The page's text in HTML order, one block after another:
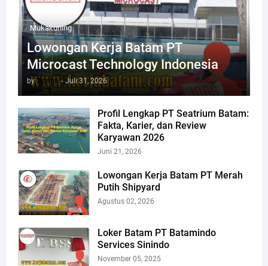
Mukakuning
Lowongan Kerja Batam PT
Microcast Technology Indonesia
by Admin - Juli 31, 2026
Profil Lengkap PT Seatrium Batam:
Fakta, Karier, dan Review
Karyawan 2026
Juni 21, 2026
Lowongan Kerja Batam PT Merah
Putih Shipyard
Agustus 02, 2026
Loker Batam PT Batamindo
Services Sinindo
November 05, 2025